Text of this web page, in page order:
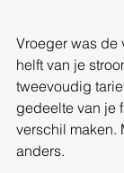
Vroeger was de
helft van je
tweevoudig
gedeelte van je
verschil maken.
anders.